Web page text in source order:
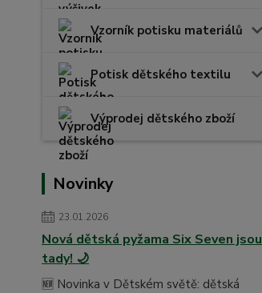
Vzorník potisku materiálů
Potisk dětského textilu
Výprodej dětského zboží
Novinky
23.01.2026
Nová dětská pyžama Six Seven jsou
tady! 🌙
🆕 Novinka v Dětském světě: dětská